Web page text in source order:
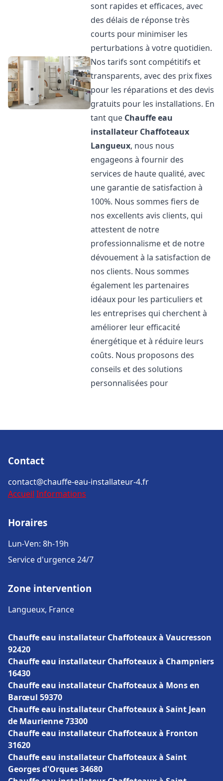
sont rapides et efficaces, avec
des délais de réponse très
courts pour minimiser les
perturbations à votre quotidien.
Nos tarifs sont compétitifs et
transparents, avec des prix fixes
pour les réparations et des devis
gratuits pour les installations. En
tant que Chauffe eau
installateur Chaffoteaux
Langueux, nous nous
engageons à fournir des
services de haute qualité, avec
une garantie de satisfaction à
100%. Nous sommes fiers de
nos excellents avis clients, qui
attestent de notre
professionnalisme et de notre
dévouement à la satisfaction de
nos clients. Nous sommes
également les partenaires
idéaux pour les particuliers et
les entreprises qui cherchent à
améliorer leur efficacité
énergétique et à réduire leurs
coûts. Nous proposons des
conseils et des solutions
personnalisées pour
Contact
contact@chauffe-eau-installateur-4.fr
Accueil Informations
Horaires
Lun-Ven: 8h-19h
Service d'urgence 24/7
Zone intervention
Langueux, France
Chauffe eau installateur Chaffoteaux à Vaucresson
92420
Chauffe eau installateur Chaffoteaux à Champniers
16430
Chauffe eau installateur Chaffoteaux à Mons en
Barœul 59370
Chauffe eau installateur Chaffoteaux à Saint Jean
de Maurienne 73300
Chauffe eau installateur Chaffoteaux à Fronton
31620
Chauffe eau installateur Chaffoteaux à Saint
Georges d'Orques 34680